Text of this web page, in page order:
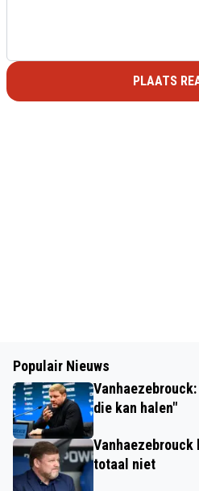
PLAATS
Populair Nieuws
die kan halen"
Vanhaezebrouck
totaal niet